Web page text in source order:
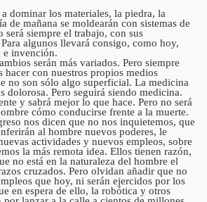
dominar los materiales, la piedra, la
de mañana se moldearán con sistemas de
será siempre el trabajo, con sus
algunos llevará consigo, como hoy,
e invención.
serán más variados. Pero siempre
hacer con nuestros propios medios
no son sólo algo superficial. La medicina
dolorosa. Pero seguirá siendo medicina.
y sabrá mejor lo que hace. Pero no será
cómo conducirse frente a la muerte.
nos dicen que no nos inquietemos, que
al hombre nuevos poderes, le
actividades y nuevos empleos, sobre
la más remota idea. Ellos tienen razón,
no está en la naturaleza del hombre el
cruzados. Pero olvidan añadir que no
que hoy, ni serán ejercidos por los
en espera de ello, la robótica y otros